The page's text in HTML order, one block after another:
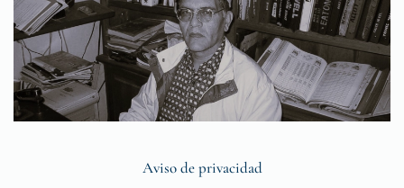
Aviso de privacidad